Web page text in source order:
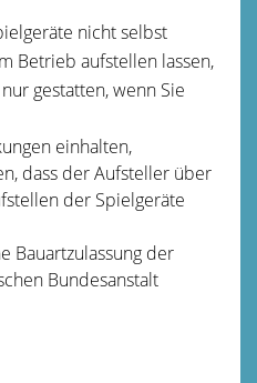
nicht selbst
Betrieb aufstellen lassen,
gestatten, wenn Sie
einhalten,
dass der Aufsteller über
der Spielgeräte
Bauartzulassung der
Bundesanstalt